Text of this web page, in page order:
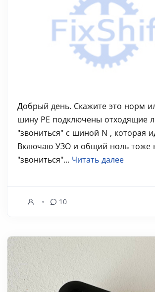
Добрый день. Скажите это норм
шину PE подключены отходящие
"звониться" с шиной N , которая
Включаю УЗО и общий ноль тоже
"звониться"... Читать далее
10